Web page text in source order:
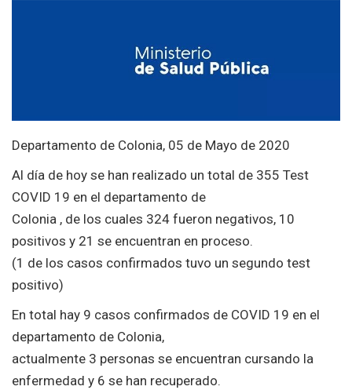
Departamento de Colonia, 05 de Mayo de 2020
Al día de hoy se han realizado un total de 355 Test
COVID 19 en el departamento de
Colonia , de los cuales 324 fueron negativos, 10
positivos y 21 se encuentran en proceso.
(1 de los casos confirmados tuvo un segundo test
positivo)
En total hay 9 casos confirmados de COVID 19 en el
departamento de Colonia,
actualmente 3 personas se encuentran cursando la
enfermedad y 6 se han recuperado.